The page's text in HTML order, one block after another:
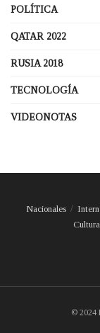
POLÍTICA
QATAR 2022
RUSIA 2018
TECNOLOGÍA
VIDEONOTAS
Nacionales
Cultura
© 2024